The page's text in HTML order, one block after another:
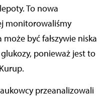
To nowa
monitorowaliśmy
może być fałszywie niska
ponieważ jest to
przeanalizowali